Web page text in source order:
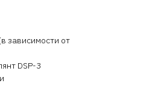
зависимости от
DSP-3